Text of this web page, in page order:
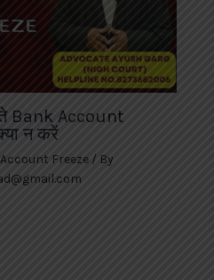
Bank Account
न करें
Freeze/ By